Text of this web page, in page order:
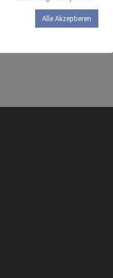
Therapieliege S3
Alle Akzeptieren